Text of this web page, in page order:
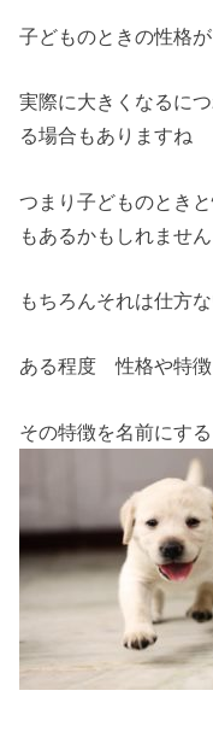
子どものときの性格
実際に大きくなるに
る場合もありますね
つまり子どものとき
もあるかもしれません
もちろんそれは仕方
ある程度性格や特徴
その特徴を名前にす